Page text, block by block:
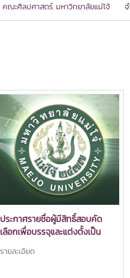
คณะศิลปศาสตร์ มหาวิทยาลัยแม่โจ้
ประกาศรายชื่อผู้มีสิทธิ์สอบคัด
เลือกเพื่อบรรจุและแต่งตั้งเป็น
พนักงานมหาวิทยาลัย ตำแหน่ง
อาจารย์ ตำแหน่งเลขที่ 1011
รายละเอียด